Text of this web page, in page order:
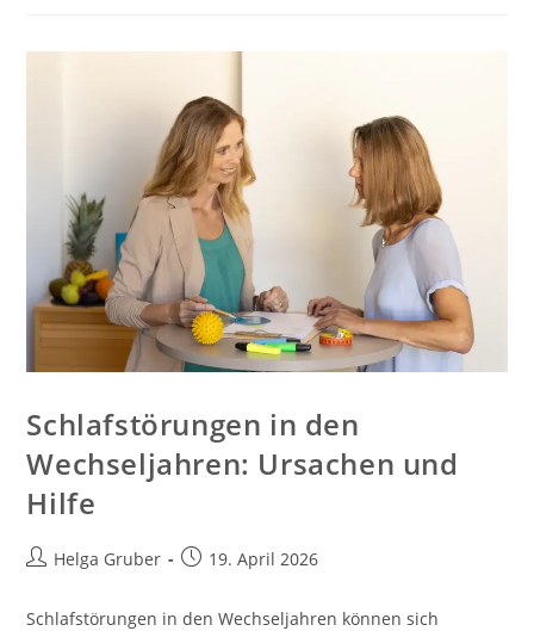
Schlafstörungen in den
Wechseljahren: Ursachen und
Hilfe
Beitrags-
Helga Gruber
Beitrag19. April 2026
Schlafstörungen in den Wechseljahren können sich